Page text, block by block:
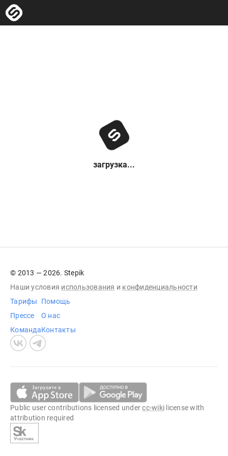
загрузка...
© 2013 — 2026. Stepik
Наши условия использования и конфиденциальности
Тарифы
Прессе
Команда
Помощь
О нас
Контакты
Public user contributions licensed undercc-wiki license with
attribution required